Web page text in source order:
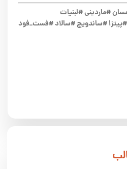
#ماردینی #لبنیات
#پیتزا #ساندویچ #سالاد #فست_فود